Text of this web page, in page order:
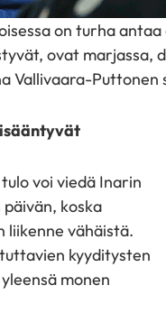
on turha
ovat marjassa,
Vallivaara-Puttonen
voi viedä Inarin
koska
liikenne vähäistä.
kyyditysten
monen